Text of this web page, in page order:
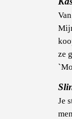
ze
Je